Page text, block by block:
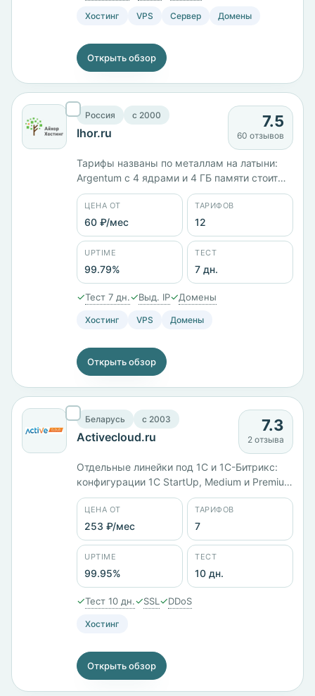
Хостинг VPS Сервер Домены
Открыть обзор
Россия c 2000
Ihor.ru
7.5
60 отзывов
Тарифы названы по металлам на латыни:
Argentum с 4 ядрами и 4 ГБ памяти стоит
1200 ₽/мес, на KVM — 1620 ₽/мес, Aurum с
8 ГБ — 2000 и 2700 ₽/мес соответственно.
Двенадцать тарифов от 60 ₽/мес, площадки
в России и Финляндии, юрлицо «Ай-
Серверс Лимитэд».
ЦЕНА ОТ
60 ₽/мес
ТАРИФОВ
12
UPTIME
99.79%
ТЕСТ
7 дн.
✓Тест 7 дн.✓Выд. IP✓Домены
Хостинг VPS Домены
Открыть обзор
Беларусь c 2003
Activecloud.ru
7.3
2 отзыва
Отдельные линейки под 1С и 1С-Битрикс:
конфигурации 1C StartUp, Medium и Premium
идут с 4, 8 и 16 ГБ памяти при одинаковом
диске на 60 ГБ, тарифы Bitrix Cloud — с 2 и
4 ГБ. Площадки в Беларуси, России и
Нидерландах, юрлицо ООО «Активные
технологии». Заявленный uptime 99,95%.
ЦЕНА ОТ
253 ₽/мес
ТАРИФОВ
7
UPTIME
99.95%
ТЕСТ
10 дн.
✓Тест 10 дн.✓SSL ✓DDoS
Хостинг
Открыть обзор